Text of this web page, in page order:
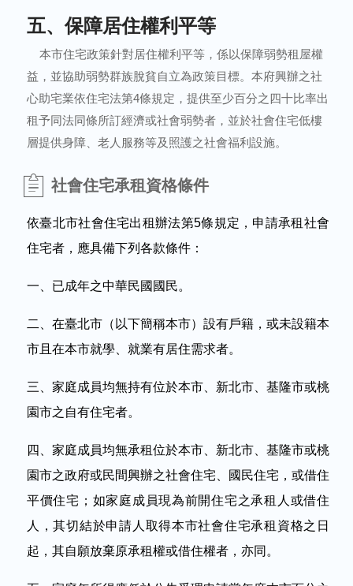
五、保障居住權利平等
本市住宅政策針對居住權利平等，係以保障弱勢租屋權
益，並協助弱勢群族脫貧自立為政策目標。本府興辦之社
心助宅業依住宅法第4條規定，提供至少百分之四十比率出
租予同法同條所訂經濟或社會弱勢者，並於社會住宅低樓
層提供身障、老人服務等及照護之社會福利設施。
社會住宅承租資格條件
依臺北市社會住宅出租辦法第5條規定，申請承租社會
住宅者，應具備下列各款條件：
一、已成年之中華民國國民。
二、在臺北市（以下簡稱本市）設有戶籍，或未設籍本
市且在本市就學、就業有居住需求者。
三、家庭成員均無持有位於本市、新北市、基隆市或桃
園市之自有住宅者。
四、家庭成員均無承租位於本市、新北市、基隆市或桃
園市之政府或民間興辦之社會住宅、國民住宅，或借住
平價住宅；如家庭成員現為前開住宅之承租人或借住
人，其切結於申請人取得本市社會住宅承租資格之日
起，其自願放棄原承租權或借住權者，亦同。